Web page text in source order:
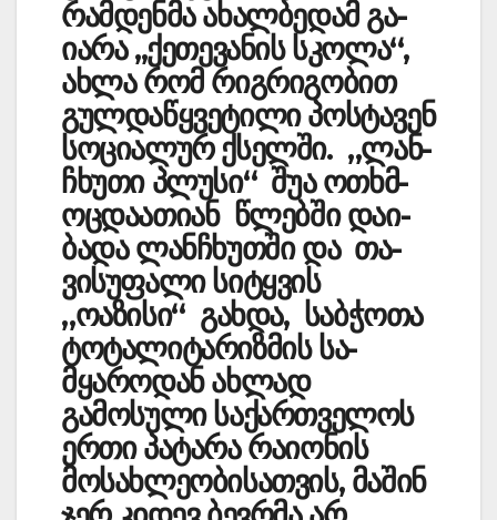
რამდენმა ახა­ლბედამ გა­
იარა ,,ქე­თე­ვანის სკოლა“,
ახლა რომ რიგრიგობით
გულ­დ­ა­წყ­ვეტილი პოს­ტავენ
სო­­ცი­ალურ ქსელ­ში. „ლა­­ნ­
ჩხ­უთი პლუსი“ შუა ოთ­ხ­მ­
ოცდაათიან წლე­­­­ბში და­­­­­ი­­
ბადა ლა­ნ­ჩხ­უ­თში და თა­­
ვისუფალი სიტყვის
„ოაზისი“ გახდა, საბჭ­ო­თა
ტოტალიტარიზ­მის სა­
მყაროდან ახლად
გამოსული საქართველოს
ერ­­­თი პატარა რაიონის
მოსახლეობისათვის, მაშინ